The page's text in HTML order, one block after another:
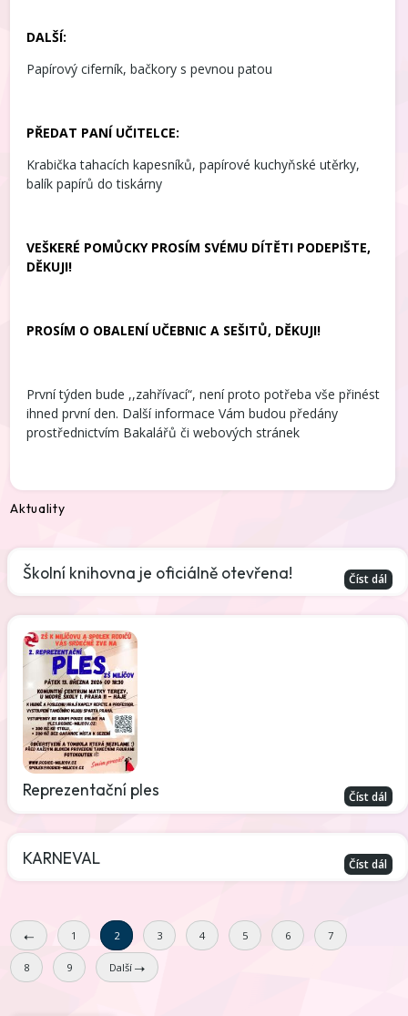
DALŠÍ:
Papírový ciferník, bačkory s pevnou patou
PŘEDAT PANÍ UČITELCE:
Krabička tahacích kapesníků, papírové kuchyňské utěrky,
balík papírů do tiskárny
VEŠKERÉ POMŮCKY PROSÍM SVÉMU DÍTĚTI PODEPIŠTE,
DĚKUJI!
PROSÍM O OBALENÍ UČEBNIC A SEŠITŮ, DĚKUJI!
První týden bude ,,zahřívací“, není proto potřeba vše přinést
ihned první den. Další informace Vám budou předány
prostřednictvím Bakalářů či webových stránek
Aktuality
Školní knihovna je oficiálně otevřena! Číst dál
Reprezentační ples Číst dál
KARNEVAL Číst dál
1 2 3 4 5 6 7
8 9 Další